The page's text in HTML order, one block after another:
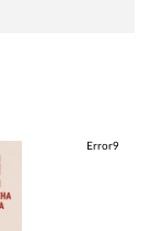
Error9